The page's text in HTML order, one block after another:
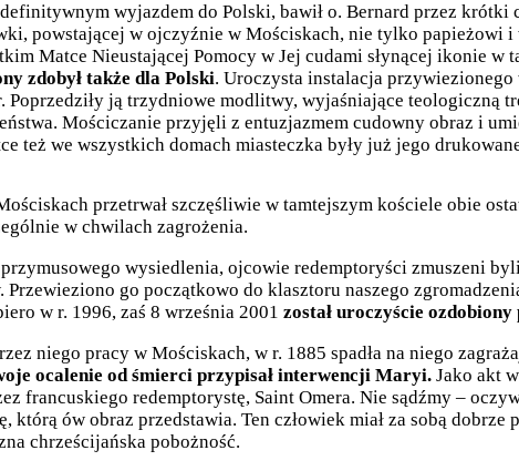
wyjazdem do Polski, bawił o. Bernard przez krótki
powstającej w ojczyźnie w Mościskach, nie tylko papieżowi
Matce Nieustającej Pomocy w Jej cudami słynącej ikonie w
zdobył także dla Polski. Uroczysta instalacja
Poprzedziły ją trzydniowe modlitwy, wyjaśniające teologiczną
Mościczanie przyjęli z entuzjazmem cudowny obraz i
też we wszystkich domach miasteczka były już jego
przetrwał szczęśliwie w tamtejszym kościele obie
w chwilach zagrożenia.
wysiedlenia, ojcowie redemptoryści zmuszeni
go początkowo do klasztoru naszego
w r. 1996, zaś 8 września 2001 został uroczyście
niego pracy w Mościskach, w r. 1885 spadła na niego
ocalenie od śmierci przypisał interwencji Maryi. Jako akt
francuskiego redemptorystę, Saint Omera. Nie sądźmy –
którą ów obraz przedstawia. Ten człowiek miał za sobą
chrześcijańska pobożność.